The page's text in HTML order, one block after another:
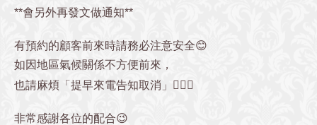
**會另外再發文做通知**
有預約的顧客前來時請務必注意安全😊
如因地區氣候關係不方便前來，
也請麻煩「提早來電告知取消」🙆🏻‍♀️
非常感謝各位的配合😉